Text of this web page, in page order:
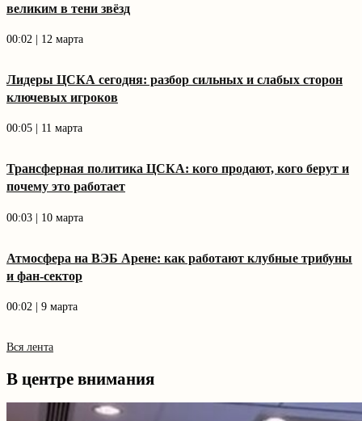
великим в тени звёзд
00:02 | 12 марта
Лидеры ЦСКА сегодня: разбор сильных и слабых сторон
ключевых игроков
00:05 | 11 марта
Трансферная политика ЦСКА: кого продают, кого берут и
почему это работает
00:03 | 10 марта
Атмосфера на ВЭБ Арене: как работают клубные трибуны
и фан-сектор
00:02 | 9 марта
Вся лента
В центре внимания